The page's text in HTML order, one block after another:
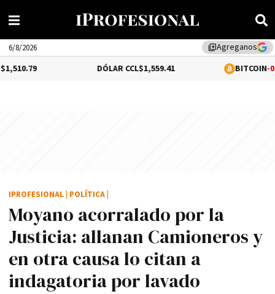
library_addAgreganos
6/8/2026
$1,559.41 -0.02%
Moyano acorralado por la
Justicia: allanan Camioneros y
en otra causa lo citan a
indagatoria por lavado
IPROFESIONAL POLÍTICA